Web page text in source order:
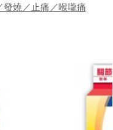
發燒／止痛／喉嚨痛